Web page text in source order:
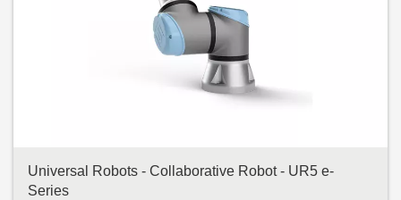
Universal Robots - Collaborative Robot - UR5 e-
Series